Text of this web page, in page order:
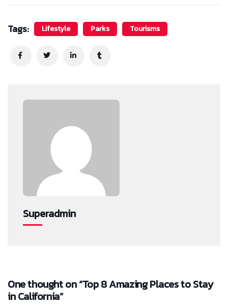
Tags: Lifestyle Parks Tourisms
Superadmin
One thought on “Top 8 Amazing Places to Stay
in California”